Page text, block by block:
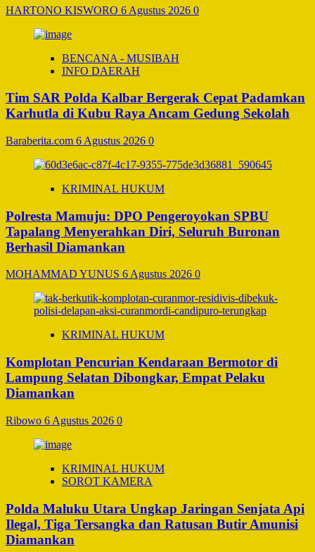
HARTONO KISWORO 6 Agustus 2026 0
BENCANA - MUSIBAH
INFO DAERAH
Tim SAR Polda Kalbar Bergerak Cepat Padamkan
Karhutla di Kubu Raya Ancam Gedung Sekolah
Baraberita.com 6 Agustus 2026 0
KRIMINAL HUKUM
Polresta Mamuju: DPO Pengeroyokan SPBU
Tapalang Menyerahkan Diri, Seluruh Buronan
Berhasil Diamankan
MOHAMMAD YUNUS 6 Agustus 2026 0
KRIMINAL HUKUM
Komplotan Pencurian Kendaraan Bermotor di
Lampung Selatan Dibongkar, Empat Pelaku
Diamankan
Ribowo 6 Agustus 2026 0
KRIMINAL HUKUM
SOROT KAMERA
Polda Maluku Utara Ungkap Jaringan Senjata Api
Ilegal, Tiga Tersangka dan Ratusan Butir Amunisi
Diamankan